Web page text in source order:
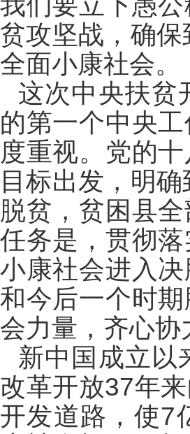
贫攻坚战，确
全面小康社会。
这次中央扶贫
的第一个中央
度重视。党的
目标出发，明
脱贫，贫困县
任务是，贯彻
小康社会进入
和今后一个时
会力量，齐心
新中国成立以
改革开放37年
开发道路，使7